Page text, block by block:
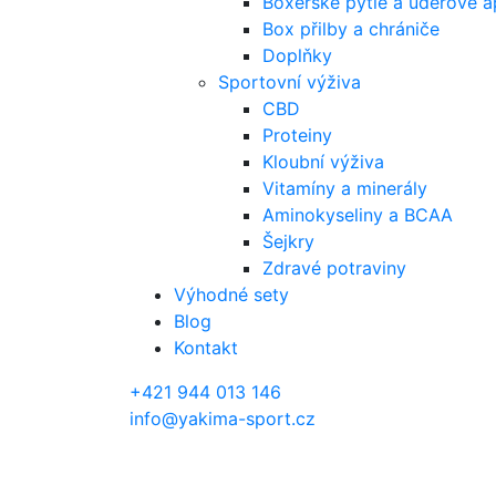
Box přilby a chrániče
Doplňky
Sportovní výživa
CBD
Proteiny
Kloubní výživa
Vitamíny a minerály
Aminokyseliny a BCAA
Šejkry
Zdravé potraviny
Výhodné sety
Blog
Kontakt
+421 944 013 146
info@yakima-sport.cz